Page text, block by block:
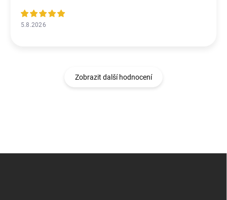
5.8.2026
Zobrazit další hodnocení